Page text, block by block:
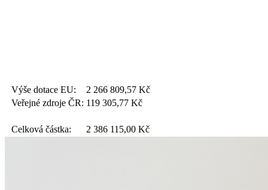
Výše dotace EU: 2 266 809,57 Kč
Veřejné zdroje ČR: 119 305,77 Kč
Celková částka: 2 386 115,00 Kč